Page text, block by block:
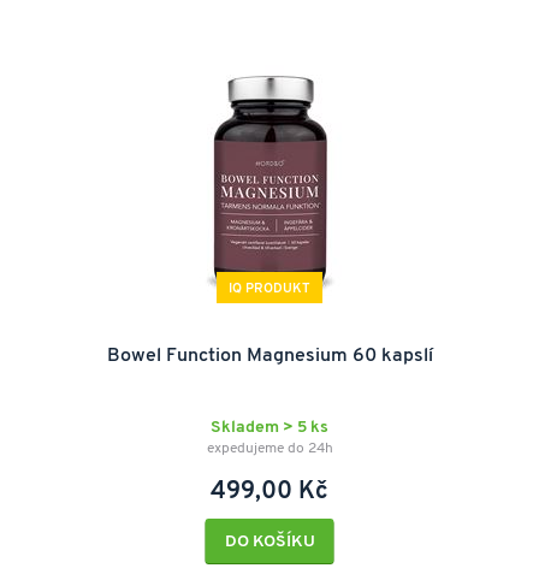
IQ PRODUKT
Bowel Function Magnesium 60 kapslí
Skladem > 5 ks
expedujeme do 24h
499,00 Kč
DO KOŠÍKU